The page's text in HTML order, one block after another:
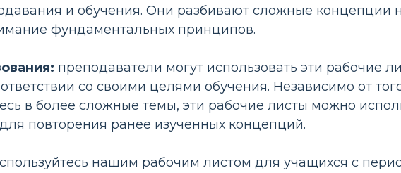
и обучения. Они разбивают сложные концепции
фундаментальных принципов.
преподаватели могут использовать эти рабочие
со своими целями обучения. Независимо от
в более сложные темы, эти рабочие листы можно
повторения ранее изученных концепций.
нашим рабочим листом для учащихся с